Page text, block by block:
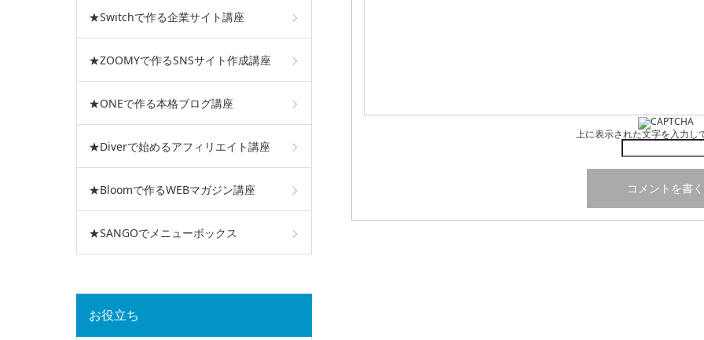
上に表示された文字を入力し
★Switchで作る企業サイト講座
★ZOOMYで作るSNSサイト作成講座
★ONEで作る本格ブログ講座
★Diverで始めるアフィリエイト講座
★Bloomで作るWEBマガジン講座
★SANGOでメニューボックス
お役立ち